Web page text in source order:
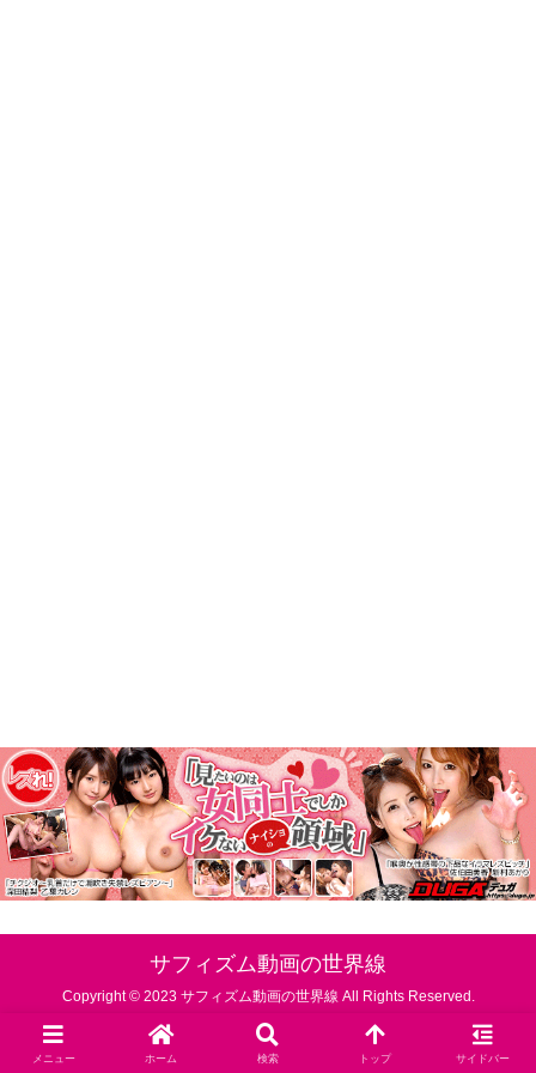
サフィズム動画の世界線
Copyright © 2023 サフィズム動画の世界線 All Rights Reserved.
メニュー ホーム 検索 トップ サイドバー